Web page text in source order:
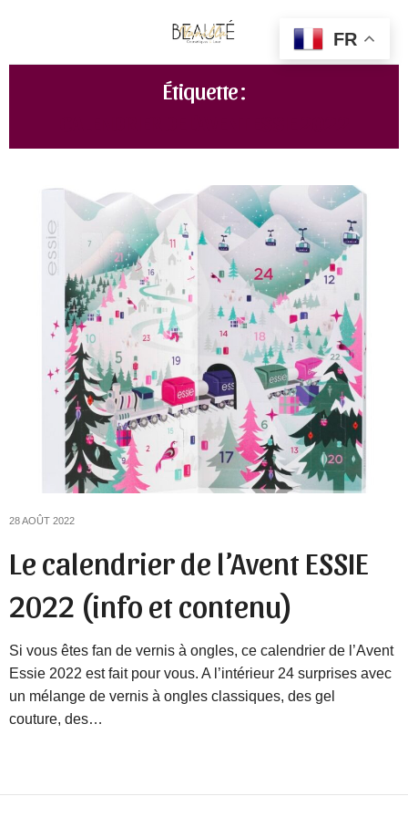
Étiquette :
28 AOÛT 2022
Le calendrier de l’Avent ESSIE
2022 (info et contenu)
Si vous êtes fan de vernis à ongles, ce calendrier de l’Avent
Essie 2022 est fait pour vous. A l’intérieur 24 surprises avec
un mélange de vernis à ongles classiques, des gel
couture, des…
FR